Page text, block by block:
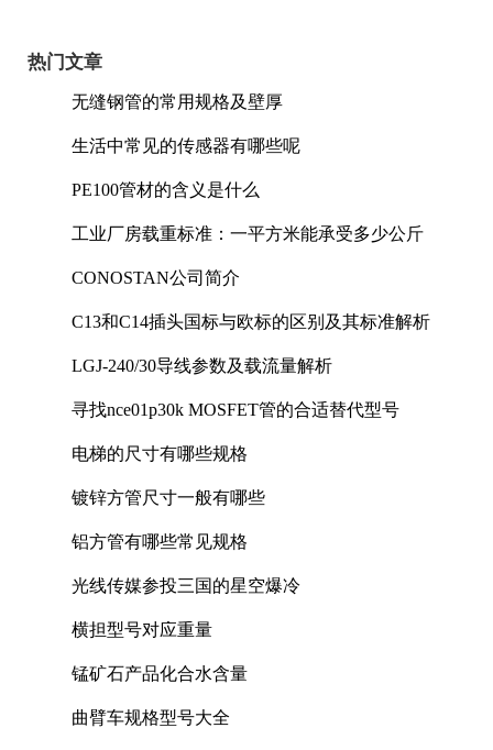
热门文章
无缝钢管的常用规格及壁厚
生活中常见的传感器有哪些呢
PE100管材的含义是什么
工业厂房载重标准：一平方米能承受多少公斤
CONOSTAN公司简介
C13和C14插头国标与欧标的区别及其标准解析
LGJ-240/30导线参数及载流量解析
寻找nce01p30k MOSFET管的合适替代型号
电梯的尺寸有哪些规格
镀锌方管尺寸一般有哪些
铝方管有哪些常见规格
光线传媒参投三国的星空爆冷
横担型号对应重量
锰矿石产品化合水含量
曲臂车规格型号大全